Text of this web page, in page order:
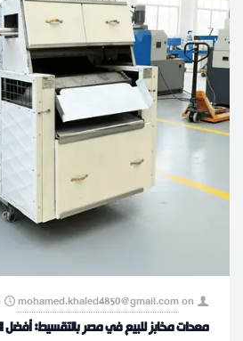
mohamed.khaled4850@gmail.comon
معدات مخابز للبيع في مصر بالتقسيط: